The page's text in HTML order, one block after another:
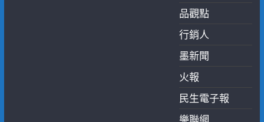
品觀點
行銷人
墨新聞
火報
民生電子報